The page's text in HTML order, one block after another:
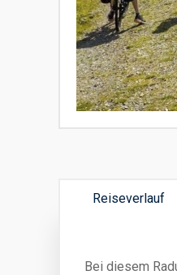
Reiseverlauf
Bei diesem